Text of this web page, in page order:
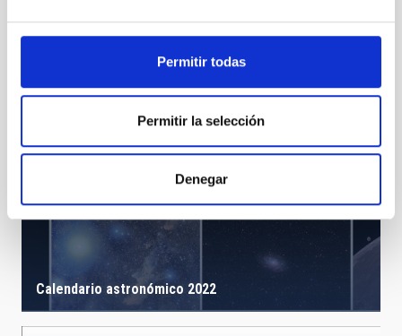
Permitir todas
Permitir la selección
Denegar
Calendario astronómico 2022